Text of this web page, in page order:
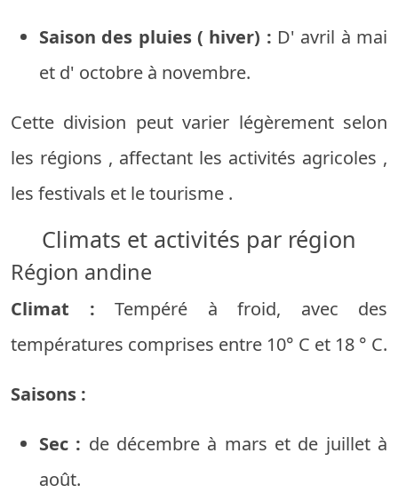
Saison des pluies ( hiver) : D' avril à mai
et d' octobre à novembre.
Cette division peut varier légèrement selon
les régions , affectant les activités agricoles ,
les festivals et letourisme .
Climats et activités par région
Région andine
Climat : Tempéré à froid, avec
des
températures comprises entre 10° C et 18 ° C.
Saisons :
Sec : de décembre à mars et de juillet à
août.